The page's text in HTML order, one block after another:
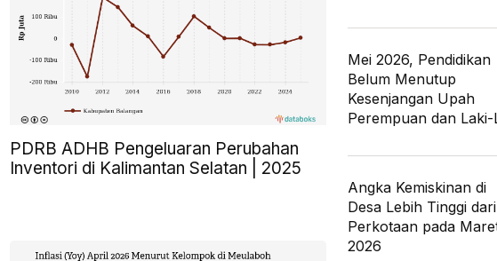
PDRB ADHB Pengeluaran Perubahan
Inventori di Kalimantan Selatan | 2025
Mei 2026, Pendidikan
Belum Menutup
Kesenjangan Upah
Perempuan dan Laki-
Angka Kemiskinan di
Desa Lebih Tinggi dari
Perkotaan pada
2026